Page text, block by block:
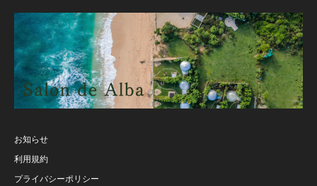
お知らせ
利用規約
プライバシーポリシー